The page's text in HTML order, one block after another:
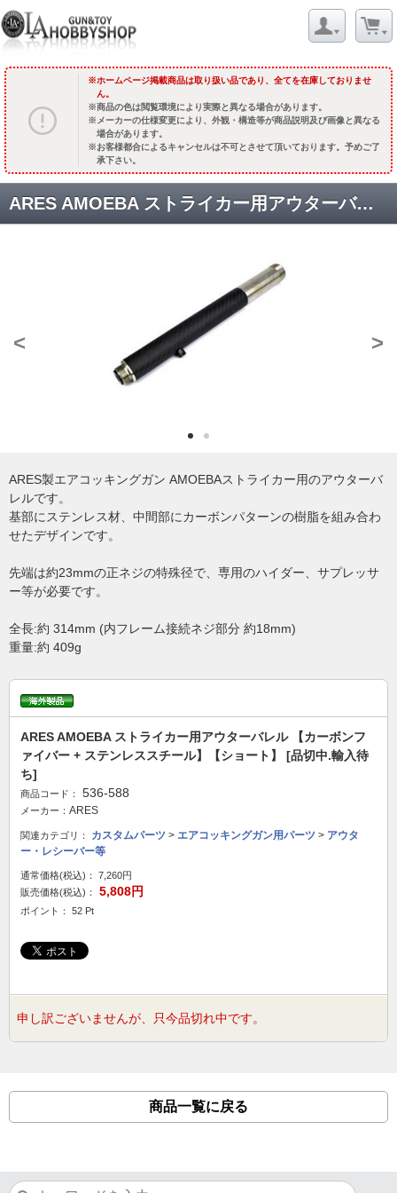
ホームページ掲載商品は取り扱い品であり、全てを在庫しておりませ
ん。
商品の色は閲覧環境により実際と異なる場合があります。
メーカーの仕様変更により、外観・構造等が商品説明及び画像と異なる
場合があります。
お客様都合によるキャンセルは不可とさせて頂いております。予めご了
承下さい。
ARES AMOEBA ストライカー用アウターバレル 【カーボンファイバー + ステンレススチール】【ショート】 [品切中.輸入待ち]
< >
ARES製エアコッキングガン AMOEBAストライカー用のアウターバ
レルです。
基部にステンレス材、中間部にカーボンパターンの樹脂を組み合わ
せたデザインです。
先端は約23mmの正ネジの特殊径で、専用のハイダー、サプレッサ
ー等が必要です。
全長:約 314mm (内フレーム接続ネジ部分 約18mm)
重量:約 409g
ARES AMOEBA ストライカー用アウターバレル 【カーボンフ
ァイバー + ステンレススチール】【ショート】 [品切中.輸入待
ち]
商品コード： 536-588
メーカー： ARES
関連カテゴリ： カスタムパーツ > エアコッキングガン用パーツ > アウタ
ー・レシーバー等
通常価格(税込)：
7,260円
販売価格(税込)：
5,808円
ポイント： 52 Pt
申し訳ございませんが、只今品切れ中です。
商品一覧に戻る